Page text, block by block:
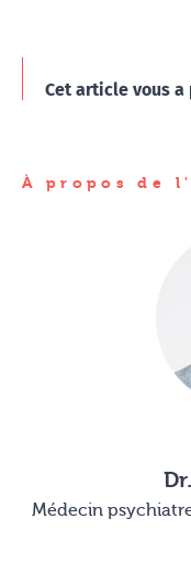
Cet article vous a
À propos de
Médecin